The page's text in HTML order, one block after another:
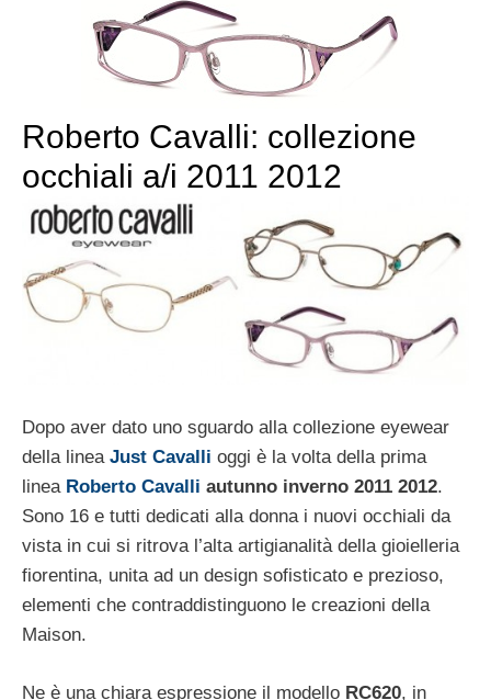
Roberto Cavalli: collezione
occhiali a/i 2011 2012
Dopo aver dato uno sguardo alla collezione eyewear
della linea Just Cavalli oggi è la volta della prima
linea Roberto Cavalli autunno inverno 2011 2012.
Sono 16 e tutti dedicati alla donna i nuovi occhiali da
vista in cui si ritrova l’alta artigianalità della gioielleria
fiorentina, unita ad un design sofisticato e prezioso,
elementi che contraddistinguono le creazioni della
Maison.
Ne è una chiara espressione il modello RC620, in